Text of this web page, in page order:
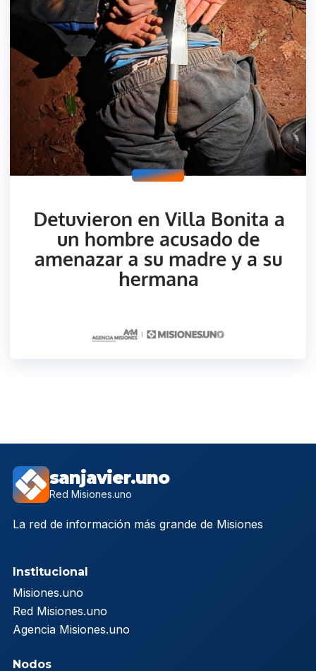
sanjavier.uno
Red Misiones.uno
La red de información más grande de Misiones
Institucional
Misiones.uno
Red Misiones.uno
Agencia Misiones.uno
Nodos